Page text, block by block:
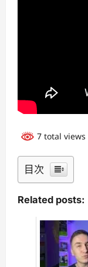
7 total views
目次
Related posts: